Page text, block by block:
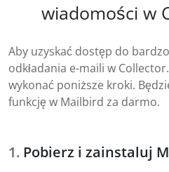
wiadomości w
Aby uzyskać dostęp do
odkładania e-maili w
wykonać poniższe kroki.
funkcję w Mailbird za darmo.
Pobierz i zainstaluj